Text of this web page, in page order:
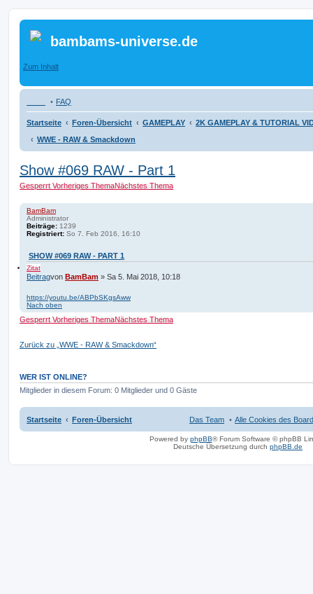
bambams-universe.de
Zum Inhalt
FAQ
Startseite Foren-Übersicht GAMEPLAY
2K GAMEPLAY & TUTORIAL
WWE - RAW & Smackdown
Show #069 RAW - Part 1
Gesperrt Vorheriges ThemaNächstes Thema
BamBam
Administrator
Beiträge: 1239
Registriert: So 7. Feb 2016, 16:10
SHOW #069 RAW - PART 1
Zitat
Beitragvon BamBam » Sa 5. Mai 2018, 10:18
https://youtu.be/ABPbSKgsAww
Nach oben
Gesperrt Vorheriges ThemaNächstes Thema
Zurück zu „WWE - RAW & Smackdown“
WER IST ONLINE?
Mitglieder in diesem Forum: 0 Mitglieder und 0 Gäste
Startseite Foren-Übersicht Alle Cookies des
Das Team
Powered by phpBB® Forum Software © phpBB
Deutsche Übersetzung durch phpBB.de